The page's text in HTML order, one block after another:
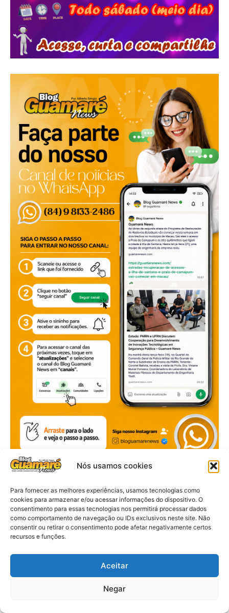
Nós usamos cookies
Para fornecer as melhores experiências, usamos tecnologias como
cookies para armazenar e/ou acessar informações do dispositivo. O
consentimento para essas tecnologias nos permitirá processar dados
como comportamento de navegação ou IDs exclusivos neste site. Não
consentir ou retirar o consentimento pode afetar negativamente certos
recursos e funções.
Aceitar
Negar